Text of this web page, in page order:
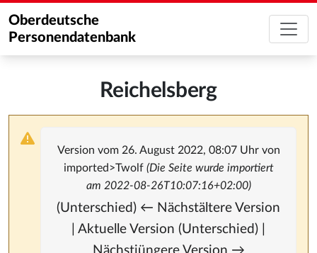
Oberdeutsche
Personendatenbank
Reichelsberg
Version vom 26. August 2022, 08:07 Uhr von
imported>Twolf (Die Seite wurde importiert
am 2022-08-26T10:07:16+02:00)
(Unterschied) ← Nächstältere Version
| Aktuelle Version (Unterschied) |